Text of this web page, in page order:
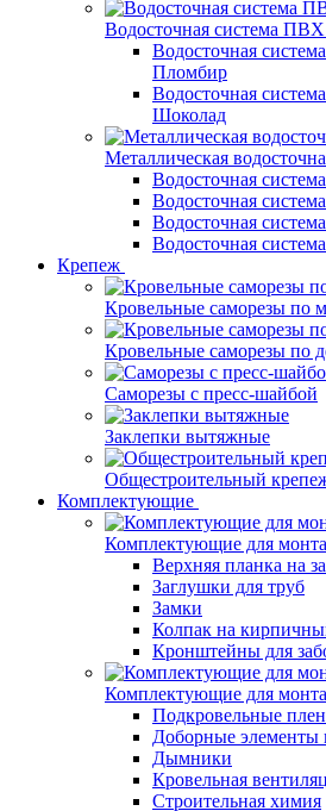
Водосточная система ПВХ
Водосточная
Пломбир
Водосточная
Шоколад
Металлическая
Водосточная
Водосточная
Водосточная
Водосточная
Крепеж
Кровельные саморезы по
Кровельные саморезы по
Саморезы с пресс-шайбой
Заклепки вытяжные
Общестроительный
Комплектующие
Комплектующие для
Верхняя планка на
Заглушки для труб
Замки
Колпак на
Кронштейны для
Комплектующие для
Подкровельные
Доборные элементы
Дымники
Кровельная
Строительная химия